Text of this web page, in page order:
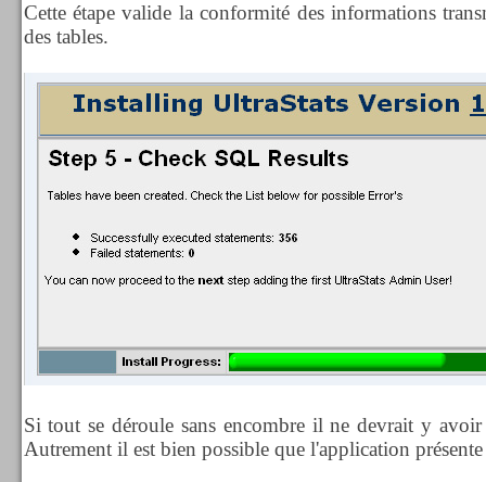
Cette étape valide la conformité des informations
des tables.
Si tout se déroule sans encombre il ne devrait y avoir
Autrement il est bien possible que l'application présente